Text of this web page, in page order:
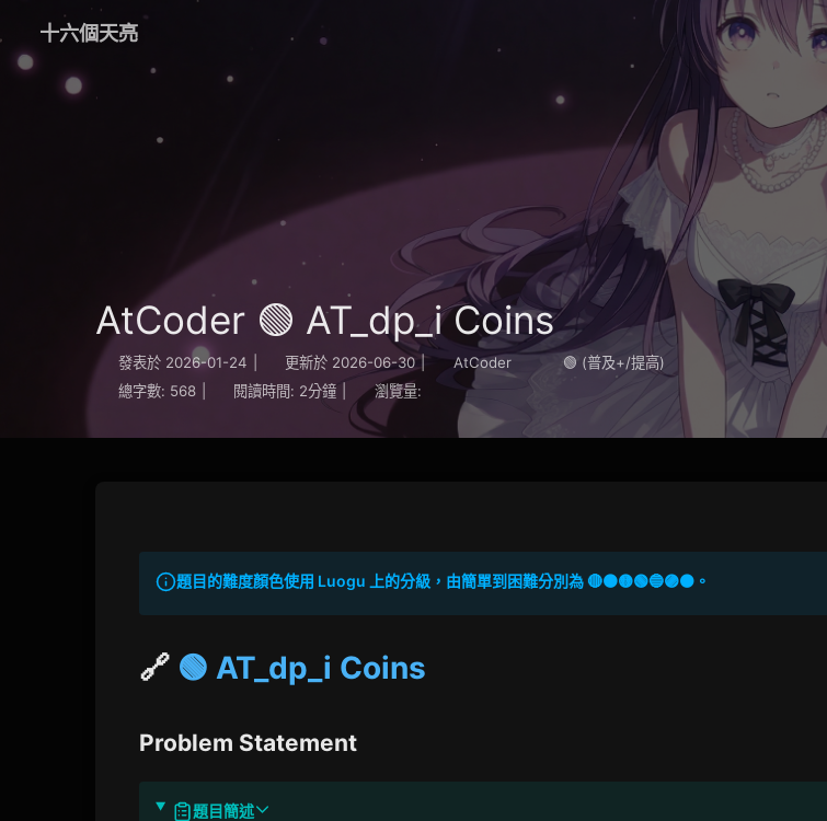
十六個天亮
AtCoder 🟢 AT_dp_i Coins
發表於 2026-01-24 更新於 2026-06-30 | AtCoder
🟢 (普及+/提高)
總字數: 568 閱讀時間: 2分鐘 瀏覽量:
題目的難度顏色使用 Luogu 上的分級，由簡單到困難分別為 🔴🟠🟡🟢🔵🟣⚫。
🔗 🟢 AT_dp_i Coins
Problem Statement
題目簡述